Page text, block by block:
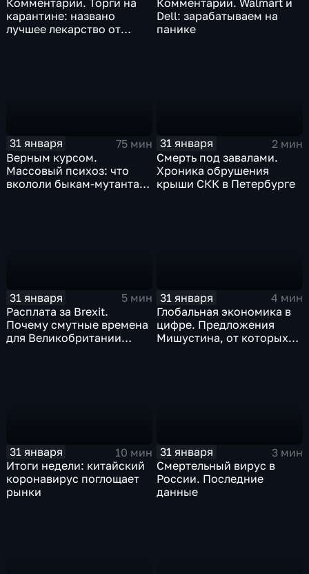
Комментарии. Торги на
карантине: названо
лучшее лекарство от
Комментарии. Walmart и
Dell: зарабатываем на
панике
31 января
75 мин
Верным курсом.
Массовый психоз: что
вкололи быкам-мутантам,
31 января
2 мин
Смерть под завалами.
Хроника обрушения
крыши СКК в Петербурге
31 января
5 мин
Расплата за Brexit.
Почему смутные времена
для Великобритании
31 января
4 мин
Глобальная экономика в
цифре. Предложения
Мишустина, от которых
31 января
10 мин
Итоги недели: китайский
коронавирус поглощает
рынки
31 января
3 мин
Смертельный вирус в
России. Последние
данные